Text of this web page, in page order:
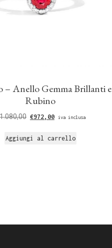
– Anello Gemma Brillanti e
Rubino
€972,00 iva inclusa
Aggiungi al carrello